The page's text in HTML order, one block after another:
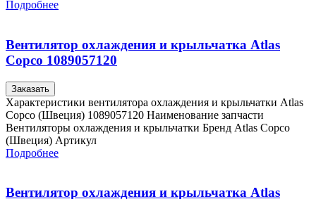
Подробнее
Вентилятор охлаждения и крыльчатка Atlas
Copco 1089057120
Заказать
Характеристики вентилятора охлаждения и крыльчатки Atlas
Copco (Швеция) 1089057120 Наименование запчасти
Вентиляторы охлаждения и крыльчатки Бренд Atlas Copco
(Швеция) Артикул
Подробнее
Вентилятор охлаждения и крыльчатка Atlas